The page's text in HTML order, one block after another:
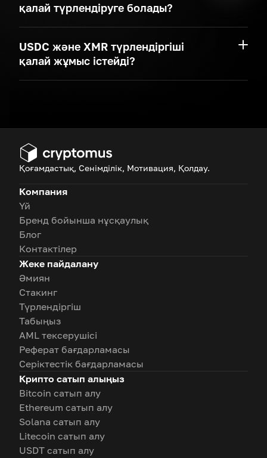
қалай түрлендіруге болады?
USDC және XMR түрлендіргіші
қалай жұмыс істейді?
Қоғамдастық, Сенімділік, Мотивация, Қолдау.
Компания
Үй
Бренд бойынша нұсқаулық
Блог
Контактілер
Жеке пайдалану
Әмиян
Стакинг
Түрлендіргіш
Табыңыз
AML тексерушісі
Реферат бағдарламасы
Серіктестік бағдарламасы
Крипто сатып алыңыз
Bitcoin сатып алу
Ethereum сатып алу
Solana сатып алу
Litecoin сатып алу
USDT сатып алу